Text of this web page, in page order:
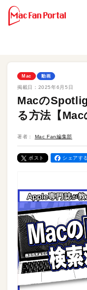
Mac 動画
掲載日： 2025年6月5日
Macの
る方法【Mac
著者： Mac Fan編集部
ポスト シェアする